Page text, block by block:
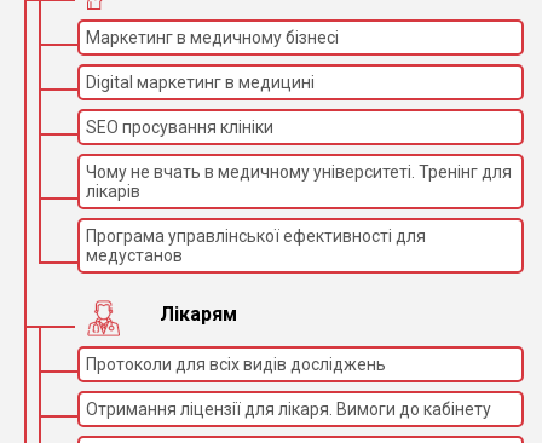
Маркетинг в медичному бізнесі
Digital маркетинг в медицині
SEO просування клініки
Чому не вчать в медичному університеті. Тренінг для
лікарів
Програма управлінської ефективності для
медустанов
Лікарям
Протоколи для всіх видів досліджень
Отримання ліцензії для лікаря. Вимоги до кабінету